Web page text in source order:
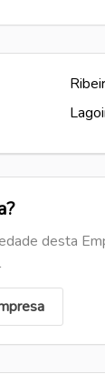
desta